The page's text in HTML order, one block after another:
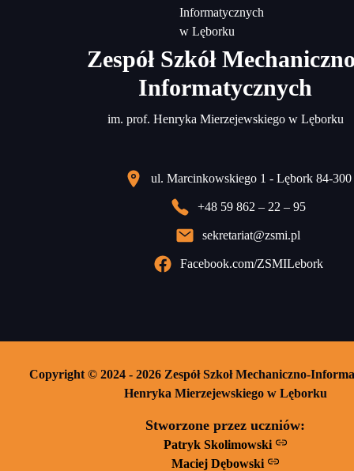
Zespół Szkół
Informatycznych
im. prof. Henryka Mierzejewskiego w Lęborku
ul. Marcinkowskiego 1 - Lębork 84-300
+48 59 862 – 22 – 95
sekretariat@zsmi.pl
Facebook.com/ZSMILebork
Copyright © 2024 - 2026 Zespół Szkoł Mechaniczno-
Henryka Mierzejewskiego w Lęborku
Stworzone przez uczniów:
Patryk Skolimowski
Maciej Dębowski